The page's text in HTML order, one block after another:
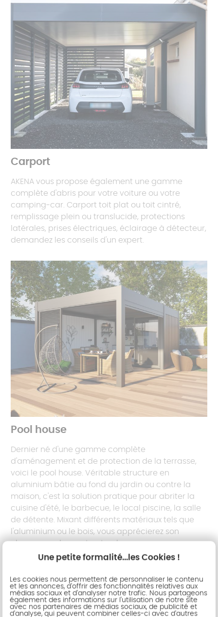
Carport
AKENA vous propose également une gamme
complète d'abris pour votre voiture ou votre
camping-car. Carport toit plat ou toit cintré,
remplissage plein ou translucide, protections
latérales, prises électriques, éclairage à détecteur,
demandez les conseils d'un expert.
Pool house
Dernier né d'une gamme complète
d'aménagement et de protection de la terrasse,
voici le pool house. Véritable structure en
aluminium bâtie au fond du jardin ou contre la
maison, c'est la solution pratique pour abriter la
cuisine d'été, le barbecue, le local piscine, la salle
de détente. Mixant différents matériaux tels que
l'aluminium ou le bois, vous apprécierez son
charme moderne et naturel.
Une petite formalité...les Cookies !
Les cookies nous permettent de personnaliser le contenu
et les annonces, d'offrir des fonctionnalités relatives aux
médias sociaux et d'analyser notre trafic. Nous partageons
également des informations sur l'utilisation de notre site
avec nos partenaires de médias sociaux, de publicité et
d'analyse, qui peuvent combiner celles-ci avec d'autres